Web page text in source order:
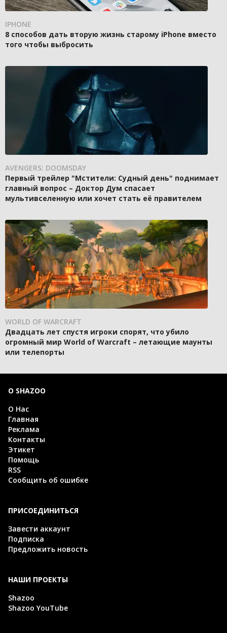
IPHONE
8 способов дать вторую жизнь старому iPhone вместо
того чтобы выбросить
AVENGERS: DOOMSDAY
Первый трейлер "Мстители: Судный день" поднимает
главный вопрос – Доктор Дум спасает
мультивселенную или хочет стать её правителем
WORLD OF WARCRAFT
Двадцать лет спустя игроки спорят, что убило
огромный мир World of Warcraft – летающие маунты
или телепорты
О SHAZOO
О Нас
Главная
Реклама
Контакты
Этикет
Помощь
RSS
Сообщить об ошибке
ПРИСОЕДИНИТЬСЯ
Завести аккаунт
Подписка
Предложить новость
НАШИ ПРОЕКТЫ
Shazoo
Shazoo YouTube